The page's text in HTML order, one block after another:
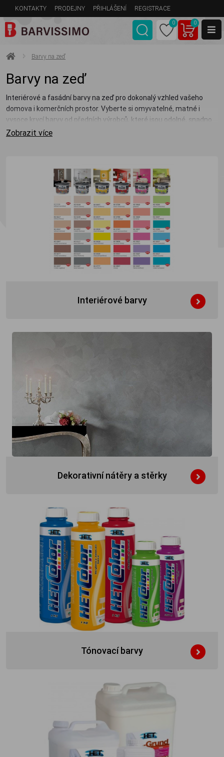
KONTAKTY PRODEJNY PŘIHLÁŠENÍ REGISTRACE
0 0
Barvy na zeď
Barvy na zeď
Interiérové a fasádní barvy na zeď pro dokonalý vzhled vašeho
domova i komerčních prostor. Vyberte si omyvatelné, matné i
vysoce krycí barvy od předních výrobců, které jsou odolné, snadno
se nanáší a vytváří příjemnou atmosféru. Široká paleta barevných
Zobrazit více
Interiérové barvy
Dekorativní nátěry a stěrky
Tónovací barvy